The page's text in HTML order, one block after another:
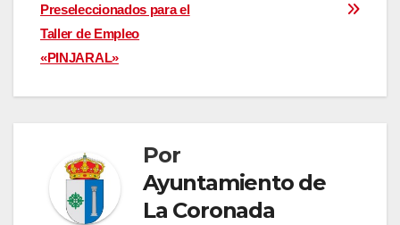
de
entradas
Preseleccionados para el
Taller de Empleo
«PINJARAL»
Por
Ayuntamiento de
La Coronada